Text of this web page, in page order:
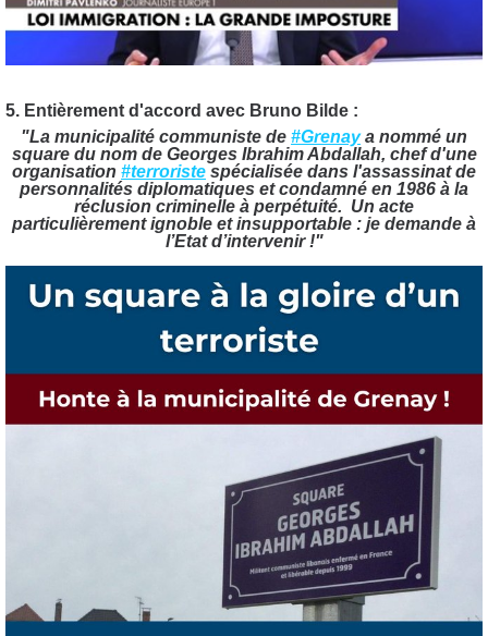
5. Entièrement d'accord avec Bruno Bilde :
"La municipalité communiste de #Grenaya nommé un
square du nom de Georges Ibrahim Abdallah, chef d'une
organisation #terroriste spécialisée dans l'assassinat de
personnalités diplomatiques et condamné en 1986 à la
réclusion criminelle à perpétuité. Un acte
particulièrement ignoble et insupportable : je demande à
l’Etat d’intervenir !"